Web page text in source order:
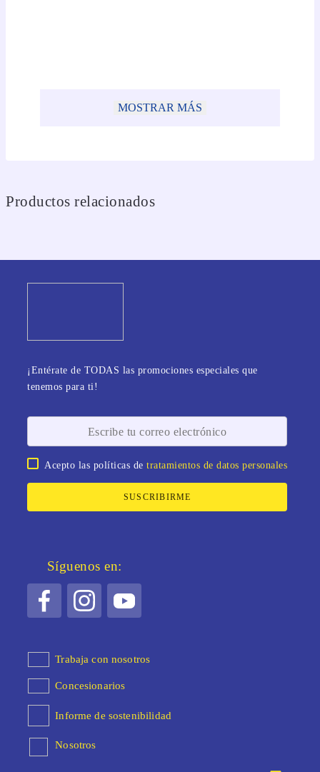
MOSTRAR MÁS
Productos relacionados
¡Entérate de TODAS las promociones especiales que
tenemos para ti!
Acepto las políticas detratamientos de datos personales
SUSCRIBIRME
Síguenos en:
Trabaja con nosotros
Concesionarios
Informe de sostenibilidad
Nosotros